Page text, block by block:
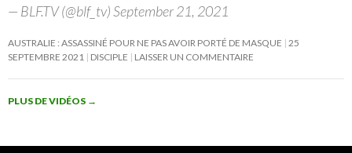
— BLF.TV (@blf_tv) September 21, 2021
AUSTRALIE : ASSASSINÉ POUR NE PAS AVOIR PORTÉ DE MASQUE 25
SEPTEMBRE 2021 DISCIPLE LAISSER UN COMMENTAIRE
PLUS DE VIDÉOS →